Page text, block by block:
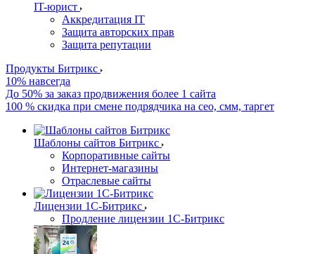
IT-юрист
Аккредитация IT
Защита авторских прав
Защита репутации
Продукты Битрикс
10% навсегда
До 50% за заказ продвижения более 1 сайта
100 % скидка при смене подрядчика на сео, смм, таргет
Шаблоны сайтов Битрикс
Корпоративные сайты
Интернет-магазины
Отраслевые сайты
Лицензии 1С-Битрикс
Продление лицензии 1С-Битрикс